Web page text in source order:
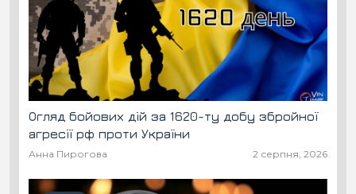
Огляд бойових дій за 1620-ту добу збройної
агресії рф проти України
Анна Пирогова 2 серпня, 2026